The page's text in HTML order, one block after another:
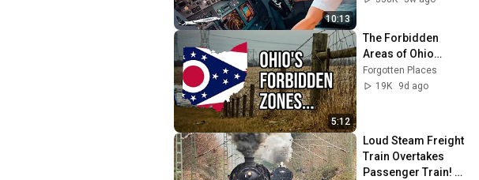
10:13
5:12
The Forbidden
Areas of Ohio…
Forgotten Places
19K
9d ago
Loud Steam Freight
Train Overtakes
Passenger Train! -